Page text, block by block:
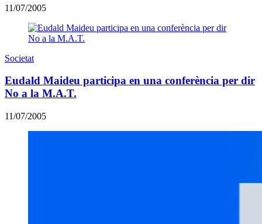
11/07/2005
Societat
Eudald Maideu participa en una conferència per dir
No a la M.A.T.
11/07/2005